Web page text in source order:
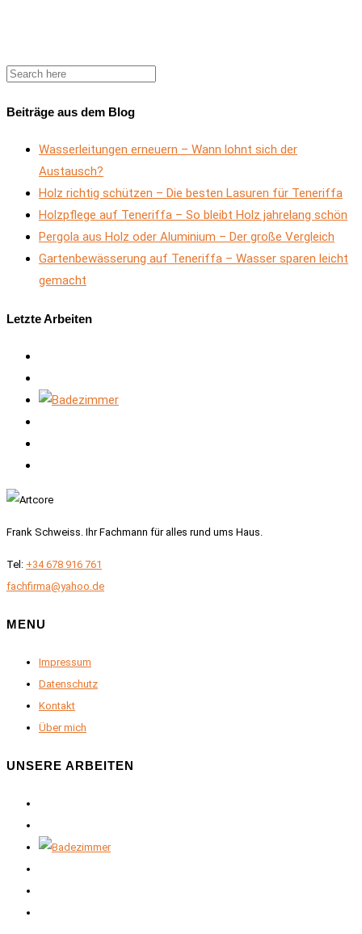
Beiträge aus dem Blog
Wasserleitungen erneuern – Wann lohnt sich der
Austausch?
Holz richtig schützen – Die besten Lasuren für Teneriffa
Holzpflege auf Teneriffa – So bleibt Holz jahrelang schön
Pergola aus Holz oder Aluminium – Der große Vergleich
Gartenbewässerung auf Teneriffa – Wasser sparen leicht
gemacht
Letzte Arbeiten
Frank Schweiss. Ihr Fachmann für alles rund ums Haus.
Tel: +34 678 916 761
fachfirma@yahoo.de
MENU
Impressum
Datenschutz
Kontakt
Über mich
UNSERE ARBEITEN